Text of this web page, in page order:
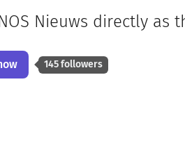
Nieuws directly as
145 followers